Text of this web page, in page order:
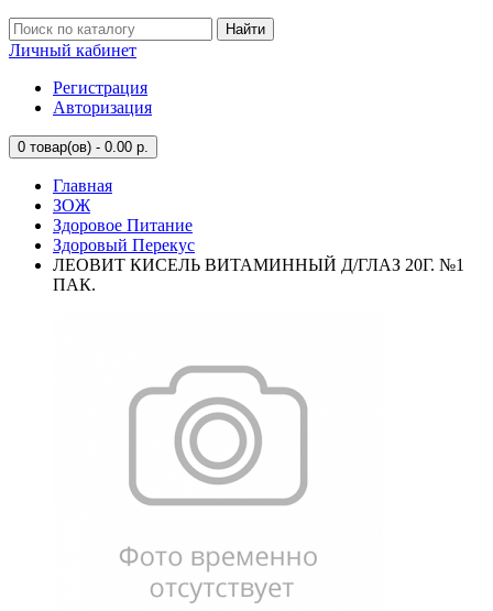
Найти
Личный кабинет
Регистрация
Авторизация
0 товар(ов) - 0.00 р.
Главная
ЗОЖ
Здоровое Питание
Здоровый Перекус
ЛЕОВИТ КИСЕЛЬ ВИТАМИННЫЙ Д/ГЛАЗ 20Г. №1
ПАК.